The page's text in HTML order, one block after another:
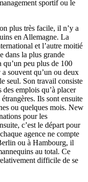
sportif ou le
plus très facile, il n’y a
en Allemagne. La
et l’autre moitié
dans la plus grande
qu’un peu plus de 100
souvent qu’un ou deux
seul. Son travail consiste
emplois qu’à placer
Ils sont ensuite
ou quelques mois. New
pour les
c’est le départ pour
agence ne compte
ou à Hambourg, il
au total. Ce
difficile de se